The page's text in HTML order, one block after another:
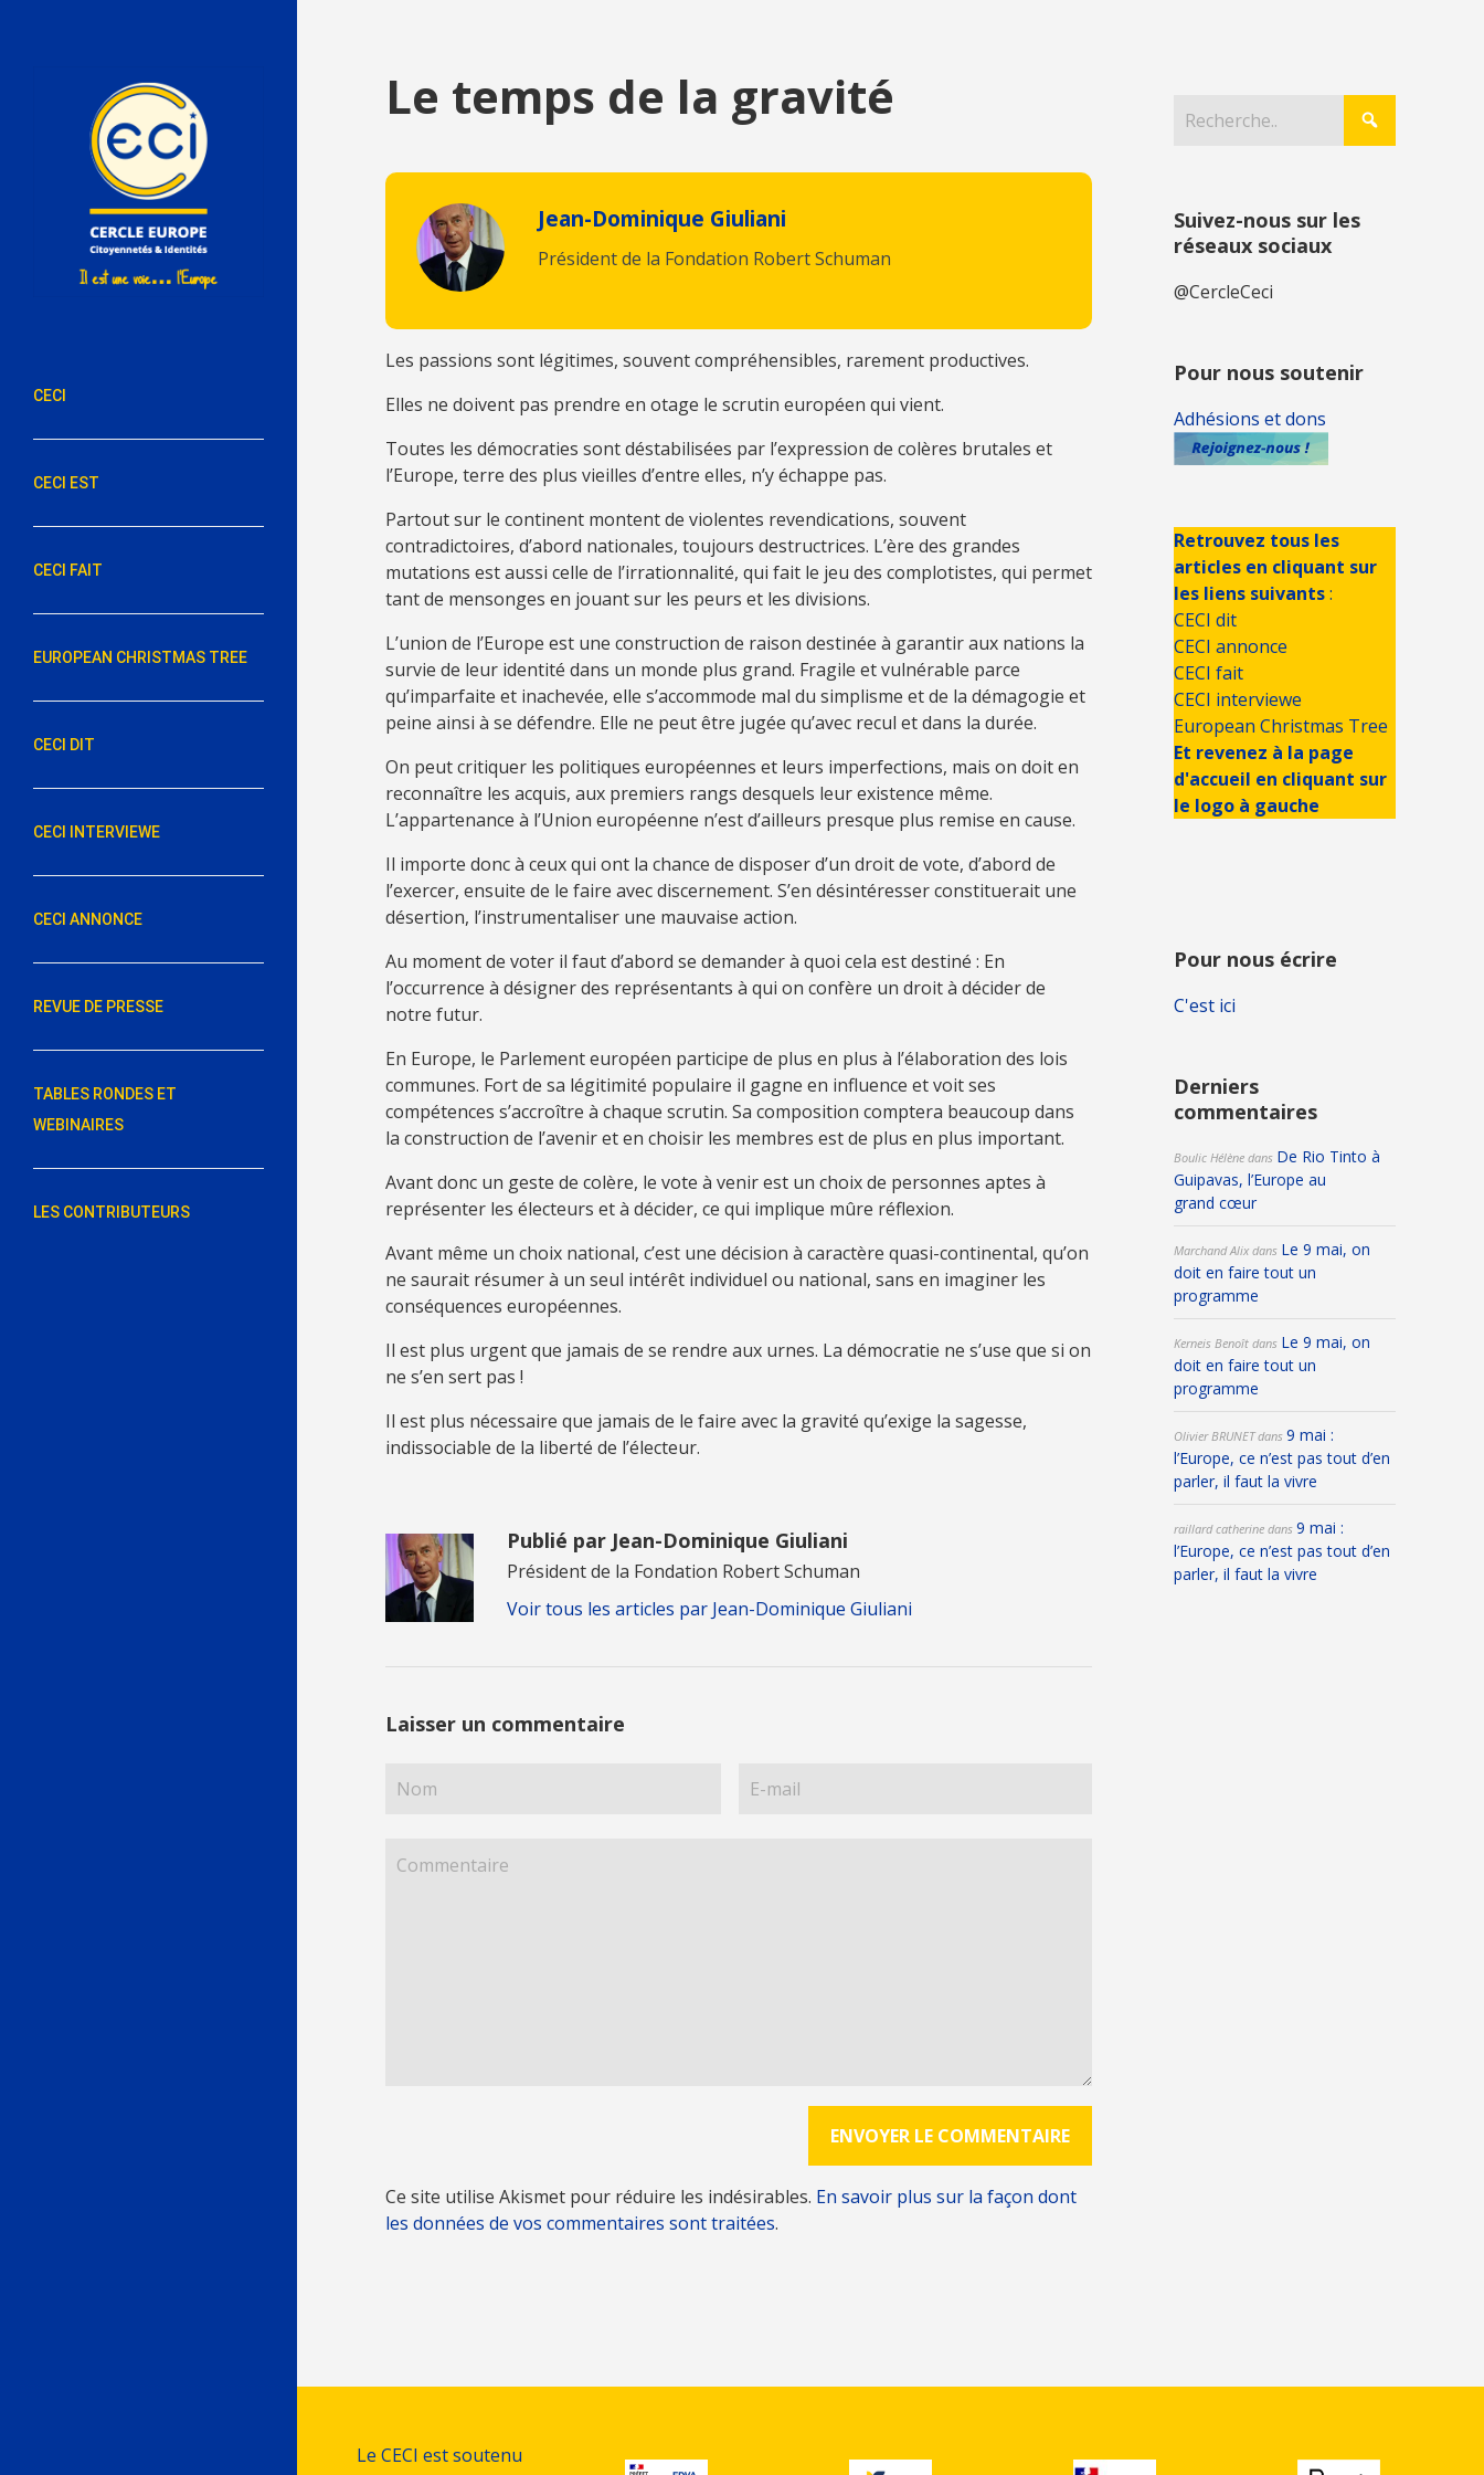
CECI
CECI EST
CECI FAIT
EUROPEAN CHRISTMAS TREE
CECI DIT
CECI INTERVIEWE
CECI ANNONCE
REVUE DE PRESSE
TABLES RONDES ET
WEBINAIRES
LES CONTRIBUTEURS
Le temps de la gravité
Jean-Dominique Giuliani
Président de la Fondation Robert Schuman
Les passions sont légitimes, souvent compréhensibles, rarement productives.
Elles ne doivent pas prendre en otage le scrutin européen qui vient.
Toutes les démocraties sont déstabilisées par l’expression de colères brutales et
l’Europe, terre des plus vieilles d’entre elles, n’y échappe pas.
Partout sur le continent montent de violentes revendications, souvent
contradictoires, d’abord nationales, toujours destructrices. L’ère des grandes
mutations est aussi celle de l’irrationnalité, qui fait le jeu des complotistes, qui permet
tant de mensonges en jouant sur les peurs et les divisions.
L’union de l’Europe est une construction de raison destinée à garantir aux nations la
survie de leur identité dans un monde plus grand. Fragile et vulnérable parce
qu’imparfaite et inachevée, elle s’accommode mal du simplisme et de la démagogie et
peine ainsi à se défendre. Elle ne peut être jugée qu’avec recul et dans la durée.
On peut critiquer les politiques européennes et leurs imperfections, mais on doit en
reconnaître les acquis, aux premiers rangs desquels leur existence même.
L’appartenance à l’Union européenne n’est d’ailleurs presque plus remise en cause.
Il importe donc à ceux qui ont la chance de disposer d’un droit de vote, d’abord de
l’exercer, ensuite de le faire avec discernement. S’en désintéresser constituerait une
désertion, l’instrumentaliser une mauvaise action.
Au moment de voter il faut d’abord se demander à quoi cela est destiné : En
l’occurrence à désigner des représentants à qui on confère un droit à décider de
notre futur.
En Europe, le Parlement européen participe de plus en plus à l’élaboration des lois
communes. Fort de sa légitimité populaire il gagne en influence et voit ses
compétences s’accroître à chaque scrutin. Sa composition comptera beaucoup dans
la construction de l’avenir et en choisir les membres est de plus en plus important.
Avant donc un geste de colère, le vote à venir est un choix de personnes aptes à
représenter les électeurs et à décider, ce qui implique mûre réflexion.
Avant même un choix national, c’est une décision à caractère quasi-continental, qu’on
ne saurait résumer à un seul intérêt individuel ou national, sans en imaginer les
conséquences européennes.
Il est plus urgent que jamais de se rendre aux urnes. La démocratie ne s’use que si on
ne s’en sert pas !
Il est plus nécessaire que jamais de le faire avec la gravité qu’exige la sagesse,
indissociable de la liberté de l’électeur.
Publié par Jean-Dominique Giuliani
Président de la Fondation Robert Schuman
Voir tous les articles par Jean-Dominique Giuliani
Laisser un commentaire
Ce site utilise Akismet pour réduire les indésirables. En savoir plus sur la façon dont
les données de vos commentaires sont traitées.
Suivez-nous sur les
réseaux sociaux
@CercleCeci
Pour nous soutenir
Adhésions et dons
Retrouvez tous les
articles en cliquant sur
les liens suivants:
CECI dit
CECI annonce
CECI fait
CECI interviewe
European Christmas Tree
Et revenez à la page
d'accueil en cliquant sur
le logo à gauche
Pour nous écrire
C'est ici
Derniers
commentaires
Boulic Hélènedans De Rio Tinto à
Guipavas, l’Europe au
grand cœur
Marchand Alixdans Le 9 mai, on
doit en faire tout un
programme
Kerneis Benoîtdans Le 9 mai, on
doit en faire tout un
programme
Olivier BRUNETdans 9 mai :
l’Europe, ce n’est pas tout d’en
parler, il faut la vivre
raillard catherinedans 9 mai :
l’Europe, ce n’est pas tout d’en
parler, il faut la vivre
Le CECI est soutenu